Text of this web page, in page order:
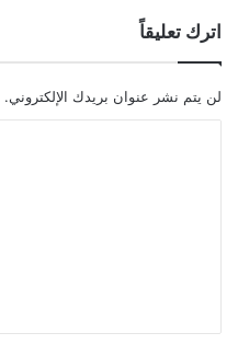
اترك تعليقاً
لن يتم نشر عنوان بريدك الإلكتروني.
ق